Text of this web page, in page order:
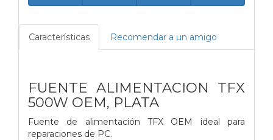
Características Recomendar a un amigo
FUENTE ALIMENTACION TFX
500W OEM, PLATA
Fuente de alimentación TFX OEM ideal para
reparaciones de PC.